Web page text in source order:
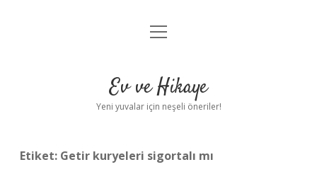
Anasayfa
Yasal Uyarı
menüyü
Ev ve Hikaye
Yeni yuvalar için neşeli öneriler!
Etiket: Getir kuryeleri sigortalı mı